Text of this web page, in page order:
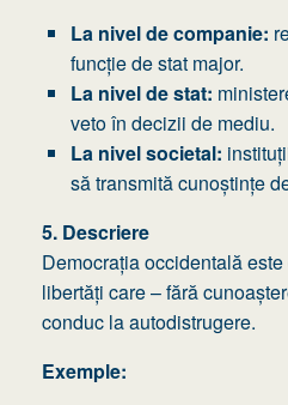
La nivel de companie:
funcție de stat major.
La nivel de stat:
veto în decizii de mediu.
La nivel societal:
să transmită cunoștințe
5. Descriere
Democrația occidentală
libertăți care – fără
conduc la autodistrugere.
Exemple: